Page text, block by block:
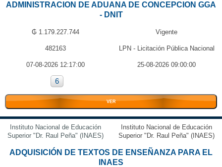
ADMINISTRACION DE ADUANA DE CONCEPCION GGA
- DNIT
₲ 1.179.227.744 Vigente
482163 LPN - Licitación Pública Nacional
07-08-2026 12:17:00 25-08-2026 09:00:00
6
VER
Instituto Nacional de Educación
Superior "Dr. Raul Peña" (INAES)
Instituto Nacional de Educación
Superior "Dr. Raul Peña" (INAES)
ADQUISICIÓN DE TEXTOS DE ENSEÑANZA PARA EL
INAES